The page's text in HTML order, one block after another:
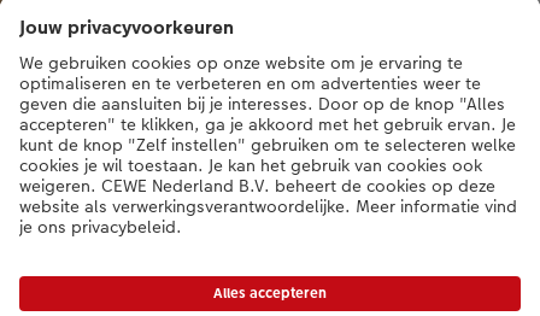
Onze meest gekozen fotoboeken
Fotoboek